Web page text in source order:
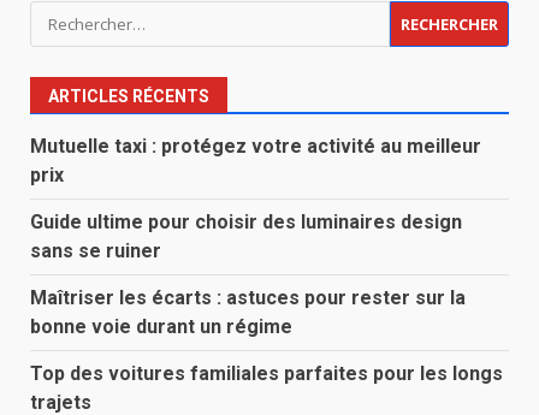
Rechercher :
ARTICLES RÉCENTS
Mutuelle taxi : protégez votre activité au meilleur
prix
Guide ultime pour choisir des luminaires design
sans se ruiner
Maîtriser les écarts : astuces pour rester sur la
bonne voie durant un régime
Top des voitures familiales parfaites pour les longs
trajets